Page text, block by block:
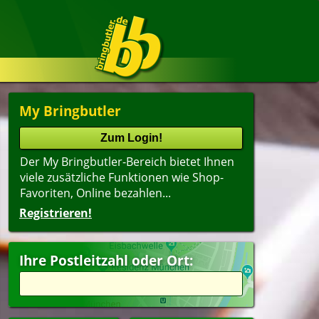
My Bringbutler
Der My Bringbutler-Bereich bietet Ihnen
viele zusätzliche Funktionen wie Shop-
Favoriten, Online bezahlen...
Registrieren!
Ihre Postleitzahl oder Ort: